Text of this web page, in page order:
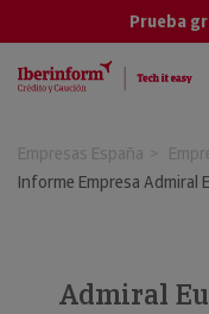
Prueba
Empresas España
Informe Empresa Admiral
Admiral